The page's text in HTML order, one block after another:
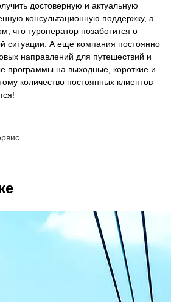
достоверную и актуальную
консультационную поддержку, а
что туроператор позаботится о
ситуации. А еще компания постоянно
направлений для путешествий и
программы на выходные, короткие и
количество постоянных клиентов